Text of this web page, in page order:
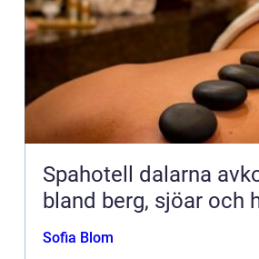
Spahotell dalarna avkoppling
bland berg, sjöar och
Sofia Blom